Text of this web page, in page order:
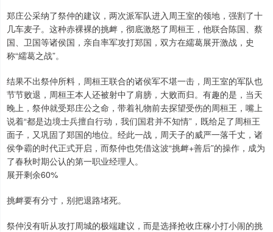
郑庄公采纳了祭仲的建议，两次派军队进入周王室的领地，强割了十
几车麦子。这种赤裸裸的挑衅，彻底激怒了周桓王，他联合陈国、蔡
国、卫国等诸侯国，亲自率军攻打郑国，双方在繻葛展开激战，史
称“繻葛之战”。
结果不出祭仲所料，周桓王联合的诸侯军不堪一击，周王室的军队也
节节败退，周桓王本人还被射中了肩膀，大败而归。有趣的是，当天
晚上，祭仲就受郑庄公之命，带着礼物前去探望受伤的周桓王，嘴上
说着“都是边境士兵擅自行动，我们国君并不知情”，既给足了周桓王
面子，又巩固了郑国的地位。经此一战，周天子的威严一落千丈，诸
侯争霸的时代正式开启，而祭仲也凭借这波“挑衅+善后”的操作，成为
了春秋时期公认的第一职业经理人。
展开剩余60%
挑衅要有分寸，别把退路堵死。
祭仲没有听从攻打周城的极端建议，而是选择抢收庄稼小打小闹的挑